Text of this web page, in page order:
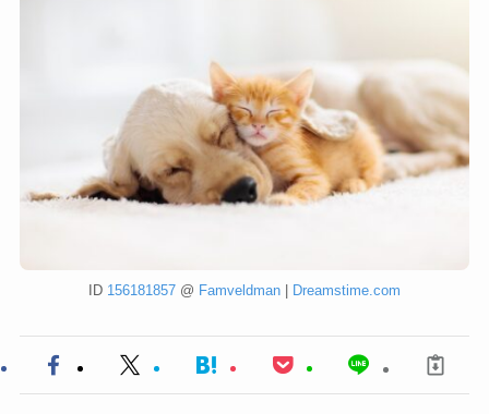
ID 156181857 @ Famveldman Dreamstime.com